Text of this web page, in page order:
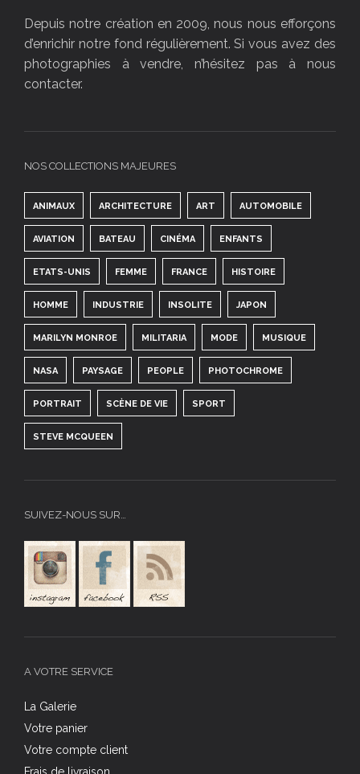
Depuis notre création en 2009, nous nous efforçons
d’enrichir notre fond régulièrement. Si vous avez des
photographies à vendre, n’hésitez pas à nous
contacter.
NOS COLLECTIONS MAJEURES
ANIMAUX ARCHITECTURE ART AUTOMOBILE
AVIATION BATEAU CINÉMA ENFANTS
ETATS-UNIS FEMME FRANCE HISTOIRE
HOMME INDUSTRIE INSOLITE JAPON
MARILYN MONROE MILITARIA MODE MUSIQUE
NASA PAYSAGE PEOPLE PHOTOCHROME
PORTRAIT SCÈNE DE VIE SPORT
STEVE MCQUEEN
SUIVEZ-NOUS SUR…
A VOTRE SERVICE
La Galerie
Votre panier
Votre compte client